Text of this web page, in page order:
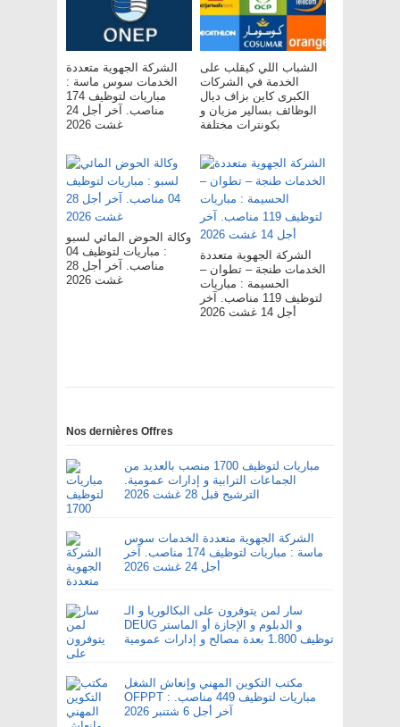
الشركة الجهوية متعددة
الخدمات سوس ماسة :
مباريات لتوظيف 174
مناصب. آخر أجل 24
غشت 2026
الشباب اللي كيقلب على
الخدمة في الشركات
الكبرى كاين بزاف ديال
الوظائف بسالير مزيان و
بكونترات مختلفة
وكالة الحوض المائي لسبو
: مباريات لتوظيف 04
مناصب. آخر أجل 28
غشت 2026
الشركة الجهوية متعددة
الخدمات طنجة – تطوان –
الحسيمة : مباريات
لتوظيف 119 مناصب. آخر
أجل 14 غشت 2026
Nos dernières Offres
مباريات لتوظيف 1700 منصب بالعديد من
الجماعات الترابية و إدارات عمومية.
الترشيح قبل 28 غشت 2026
الشركة الجهوية متعددة الخدمات سوس
ماسة : مباريات لتوظيف 174 مناصب. آخر
أجل 24 غشت 2026
سار لمن يتوفرون على البكالوريا و الـ
DEUG و الدبلوم و الإجازة أو الماستر
توظيف 1.800 بعدة مصالح و إدارات عمومية
مكتب التكوين المهني وإنعاش الشغل
OFPPT : مباريات لتوظيف 449 مناصب.
آخر أجل 6 شتنبر 2026